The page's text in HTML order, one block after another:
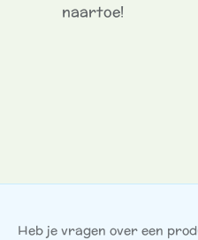
naartoe!
Heb je vragen over een